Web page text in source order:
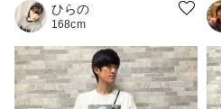
ひらの
168cm